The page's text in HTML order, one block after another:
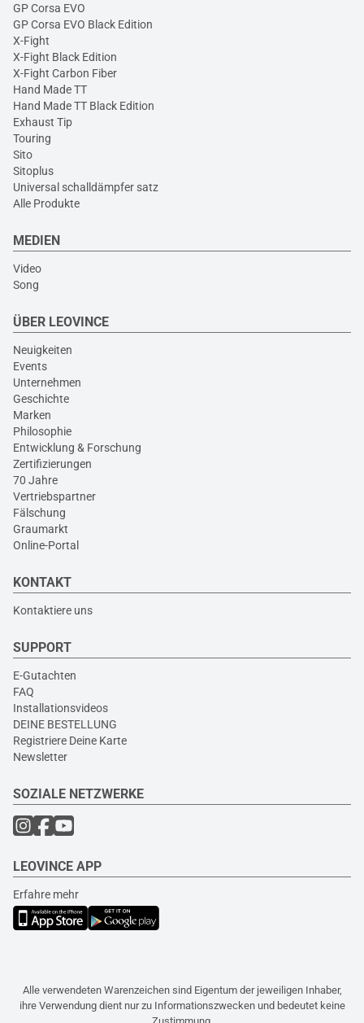
GP Corsa EVO
GP Corsa EVO Black Edition
X-Fight
X-Fight Black Edition
X-Fight Carbon Fiber
Hand Made TT
Hand Made TT Black Edition
Exhaust Tip
Touring
Sito
Sitoplus
Universal schalldämpfer satz
Alle Produkte
MEDIEN
Video
Song
ÜBER LEOVINCE
Neuigkeiten
Events
Unternehmen
Geschichte
Marken
Philosophie
Entwicklung & Forschung
Zertifizierungen
70 Jahre
Vertriebspartner
Fälschung
Graumarkt
Online-Portal
KONTAKT
Kontaktiere uns
SUPPORT
E-Gutachten
FAQ
Installationsvideos
DEINE BESTELLUNG
Registriere Deine Karte
Newsletter
SOZIALE NETZWERKE
LEOVINCE APP
Erfahre mehr
Alle verwendeten Warenzeichen sind Eigentum der jeweiligen Inhaber,
ihre Verwendung dient nur zu Informationszwecken und bedeutet keine